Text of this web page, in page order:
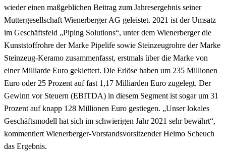
wieder einen maßgeblichen Beitrag zum Jahresergebnis seiner
Muttergesellschaft Wienerberger AG geleistet. 2021 ist der Umsatz
im Geschäftsfeld „Piping Solutions“, unter dem Wienerberger die
Kunststoffrohre der Marke Pipelife sowie Steinzeugrohre der Marke
Steinzeug-Keramo zusammenfasst, erstmals über die Marke von
einer Milliarde Euro geklettert. Die Erlöse haben um 235 Millionen
Euro oder 25 Prozent auf fast 1,17 Milliarden Euro zugelegt. Der
Gewinn vor Steuern (EBITDA) in diesem Segment ist sogar um 31
Prozent auf knapp 128 Millionen Euro gestiegen. „Unser lokales
Geschäftsmodell hat sich im schwierigen Jahr 2021 sehr bewährt“,
kommentiert Wienerberger-Vorstandsvorsitzender Heimo Scheuch
das Ergebnis.